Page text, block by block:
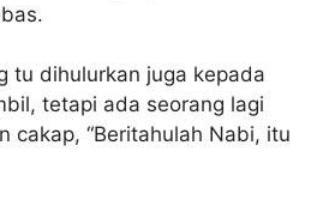
tu dihulurkan juga kepada
tetapi ada seorang lagi
cakap, “Beritahulah Nabi, itu